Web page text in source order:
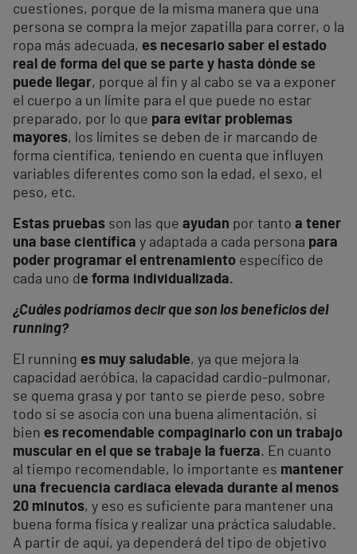
cuestiones, porque de la misma manera que una
persona se compra la mejor zapatilla para correr, o la
ropa más adecuada, es necesario saber el estado
real de forma del que se parte y hasta dónde se
puede llegar, porque al fin y al cabo se va a exponer
el cuerpo a un límite para el que puede no estar
preparado, por lo que para evitar problemas
mayores, los límites se deben de ir marcando de
forma científica, teniendo en cuenta que influyen
variables diferentes como son la edad, el sexo, el
peso, etc.
Estas pruebas son las que ayudan por tanto a tener
una base científica y adaptada a cada persona para
poder programar el entrenamiento específico de
cada uno de forma individualizada.
¿Cuáles podríamos decir que son los beneficios del
running?
El running es muy saludable, ya que mejora la
capacidad aeróbica, la capacidad cardio-pulmonar,
se quema grasa y por tanto se pierde peso, sobre
todo si se asocia con una buena alimentación, si
bien es recomendable compaginarlo con un trabajo
muscular en el que se trabaje la fuerza. En cuanto
al tiempo recomendable, lo importante es mantener
una frecuencia cardiaca elevada durante al menos
20 minutos, y eso es suficiente para mantener una
buena forma física y realizar una práctica saludable.
A partir de aquí, ya dependerá del tipo de objetivo